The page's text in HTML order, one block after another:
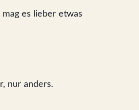
es lieber etwas
nur anders.